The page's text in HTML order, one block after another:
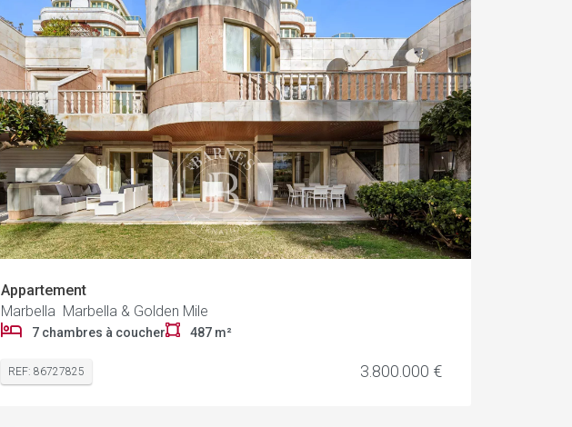
Appartement
Marbella Marbella & Golden Mile
7 chambres à coucher 487 m²
REF: 86727825 3.800.000 €